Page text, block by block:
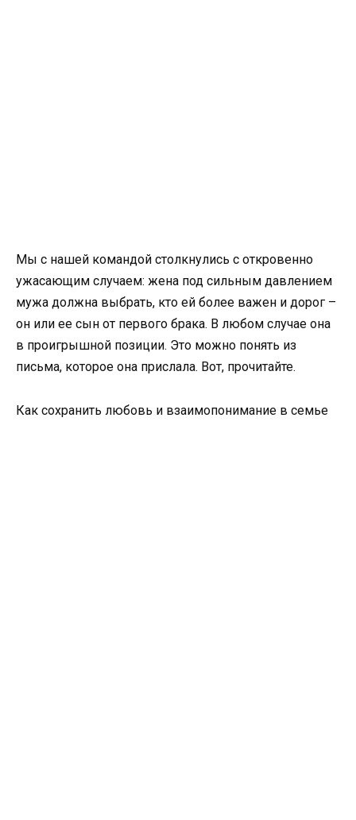
Мы с нашей командой столкнулись с откровенно
ужасающим случаем: жена под сильным давлением
мужа должна выбрать, кто ей более важен и дорог –
он или ее сын от первого брака. В любом случае она
в проигрышной позиции. Это можно понять из
письма, которое она прислала. Вот, прочитайте.
Как сохранить любовь и взаимопонимание в семье